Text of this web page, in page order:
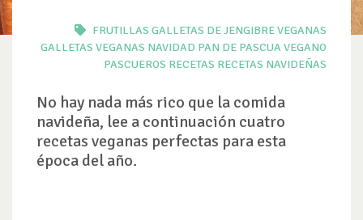
FRUTILLAS GALLETAS DE JENGIBRE VEGANAS
GALLETAS VEGANAS NAVIDAD PAN DE PASCUA VEGANO
PASCUEROS RECETAS RECETAS NAVIDEÑAS
No hay nada más rico que la comida
navideña, lee a continuación cuatro
recetas veganas perfectas para esta
época del año.